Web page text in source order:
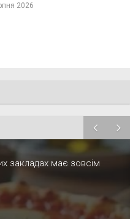
2026
закладах має зовсім